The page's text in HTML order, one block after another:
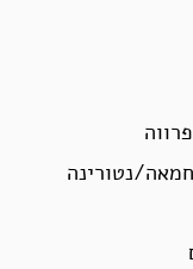
נטורינה